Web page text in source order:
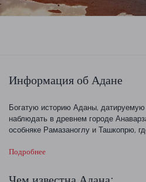
Информация об Адане
Богатую историю Аданы,
наблюдать в древнем городе
особняке Рамазаноглу и Ташкопрю,
византийцы и османы. Среди
Юрегир, озеро Сейхан, пляж Караташ
Подробнее